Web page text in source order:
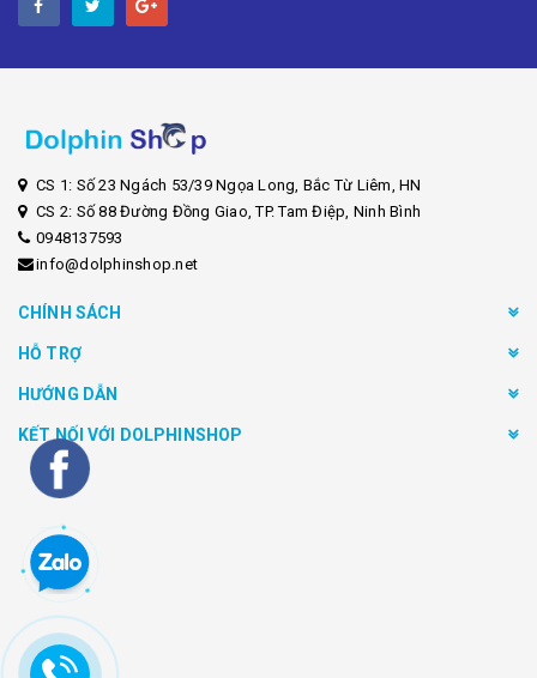
CS 1: Số 23 Ngách 53/39 Ngọa Long, Bắc Từ Liêm, HN
CS 2: Số 88 Đường Đồng Giao, TP. Tam Điệp, Ninh Bình
0948137593
info@dolphinshop.net
CHÍNH SÁCH
HỖ TRỢ
HƯỚNG DẪN
KẾT NỐI VỚI DOLPHINSHOP